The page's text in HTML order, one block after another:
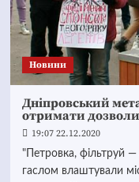
Новини
Дніпровський
отримати
19:07 22.12.2020
"Петровка, фільтруй
гаслом влаштували